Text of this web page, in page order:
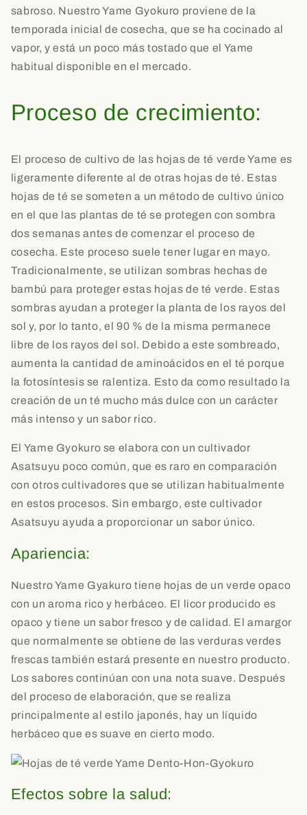
sabroso. Nuestro Yame Gyokuro proviene de la
temporada inicial de cosecha, que se ha cocinado al
vapor, y está un poco más tostado que el Yame
habitual disponible en el mercado.
Proceso de crecimiento:
El proceso de cultivo de las hojas de té verde Yame es
ligeramente diferente al de otras hojas de té. Estas
hojas de té se someten a un método de cultivo único
en el que las plantas de té se protegen con sombra
dos semanas antes de comenzar el proceso de
cosecha. Este proceso suele tener lugar en mayo.
Tradicionalmente, se utilizan sombras hechas de
bambú para proteger estas hojas de té verde. Estas
sombras ayudan a proteger la planta de los rayos del
sol y, por lo tanto, el 90 % de la misma permanece
libre de los rayos del sol. Debido a este sombreado,
aumenta la cantidad de aminoácidos en el té porque
la fotosíntesis se ralentiza. Esto da como resultado la
creación de un té mucho más dulce con un carácter
más intenso y un sabor rico.
El Yame Gyokuro se elabora con un cultivador
Asatsuyu poco común, que es raro en comparación
con otros cultivadores que se utilizan habitualmente
en estos procesos. Sin embargo, este cultivador
Asatsuyu ayuda a proporcionar un sabor único.
Apariencia:
Nuestro Yame Gyakuro tiene hojas de un verde opaco
con un aroma rico y herbáceo. El licor producido es
opaco y tiene un sabor fresco y de calidad. El amargor
que normalmente se obtiene de las verduras verdes
frescas también estará presente en nuestro producto.
Los sabores continúan con una nota suave. Después
del proceso de elaboración, que se realiza
principalmente al estilo japonés, hay un líquido
herbáceo que es suave en cierto modo.
Efectos sobre la salud: